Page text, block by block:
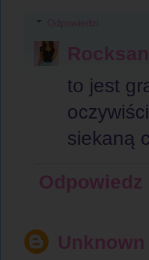
Odpowiedzi
to jest
siekaną
Odpowiedz
Unknown